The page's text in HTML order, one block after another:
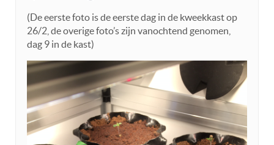
(De eerste foto is de eerste dag in de kweekkast op
26/2, de overige foto’s zijn vanochtend genomen,
dag 9 in de kast)